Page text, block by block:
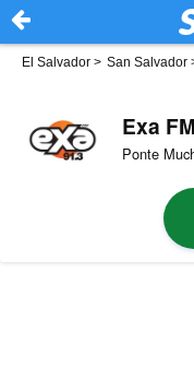
El Salvador > San Salvador
Exa
Ponte